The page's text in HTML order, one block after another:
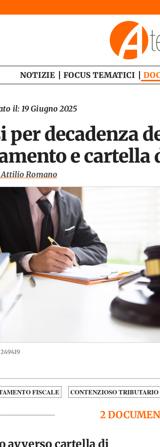
NOTIZIE FOCUS TEMATICI
il: 19 Giugno 2025
per decadenza
e cartella
Romano
FISCALE CONTENZIOSO TRIBUTARIO
2
avverso cartella di